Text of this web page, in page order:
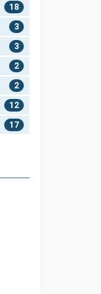
18
3
3
2
2
12
17